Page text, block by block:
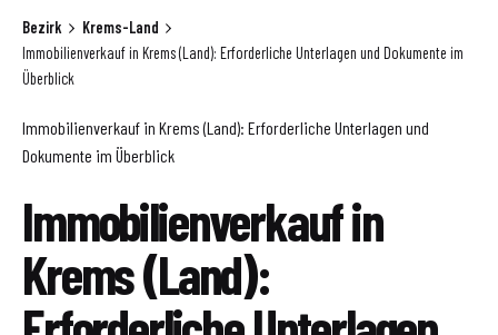
Bezirk
Krems-Land
Immobilienverkauf in Krems (Land): Erforderliche Unterlagen und Dokumente im
Überblick
Immobilienverkauf in Krems (Land): Erforderliche Unterlagen und
Dokumente im Überblick
Immobilienverkauf in
Krems (Land):